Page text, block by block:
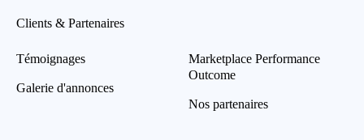
Clients & Partenaires
Témoignages
Galerie d'annonces
Marketplace Performance
Outcome
Nos partenaires